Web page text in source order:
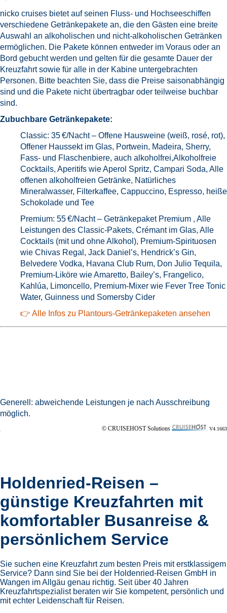
nicko cruises bietet auf seinen Fluss- und Hochseeschiffen
verschiedene Getränkepakete an, die den Gästen eine breite
Auswahl an alkoholischen und nicht-alkoholischen Getränken
ermöglichen. Die Pakete können entweder im Voraus oder an
Bord gebucht werden und gelten für die gesamte Dauer der
Kreuzfahrt sowie für alle in der Kabine untergebrachten
Personen. Bitte beachten Sie, dass die Preise saisonabhängig
sind und die Pakete nicht übertragbar oder teilweise buchbar
sind.
Zubuchbare Getränkepakete:
Classic: 35 €/Nacht – Offene Hausweine (weiß, rosé, rot),
Offener Haussekt im Glas, Portwein, Madeira, Sherry,
Fass- und Flaschenbiere, auch alkoholfrei,Alkoholfreie
Cocktails, Aperitifs wie Aperol Spritz, Campari Soda, Alle
offenen alkoholfreien Getränke, Natürliches
Mineralwasser, Filterkaffee, Cappuccino, Espresso, heiße
Schokolade und Tee
Premium: 55 €/Nacht – Getränkepaket Premium , Alle
Leistungen des Classic-Pakets, Crémant im Glas, Alle
Cocktails (mit und ohne Alkohol), Premium-Spirituosen
wie Chivas Regal, Jack Daniel’s, Hendrick’s Gin,
Belvedere Vodka, Havana Club Rum, Don Julio Tequila,
Premium-Liköre wie Amaretto, Bailey’s, Frangelico,
Kahlúa, Limoncello, Premium-Mixer wie Fever Tree Tonic
Water, Guinness und Somersby Cider
👉 Alle Infos zu Plantours-Getränkepaketen ansehen
Generell: abweichende Leistungen je nach Ausschreibung
möglich.
© CRUISEHOST Solutions V4.1663
Holdenried-Reisen –
günstige Kreuzfahrten mit
komfortabler Busanreise &
persönlichem Service
Sie suchen eine Kreuzfahrt zum besten Preis mit erstklassigem
Service? Dann sind Sie bei der Holdenried-Reisen GmbH in
Wangen im Allgäu genau richtig. Seit über 40 Jahren
Kreuzfahrtspezialist beraten wir Sie kompetent, persönlich und
mit echter Leidenschaft für Reisen.